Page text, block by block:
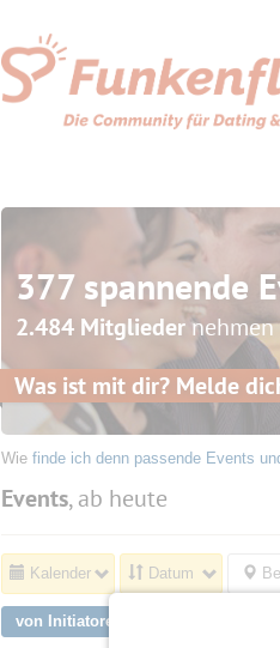
377 spannende
2.484 Mitglieder
Was ist mit dir? Melde
Wie finde ich denn passende Events
Events, ab heute
Kalender Datum
von Initiatoren aus Berlin,